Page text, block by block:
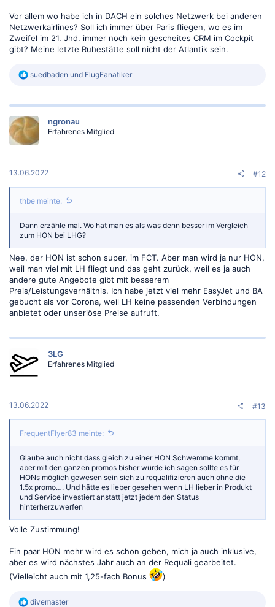
Vor allem wo habe ich in DACH ein solches Netzwerk bei anderen
Netzwerkairlines? Soll ich immer über Paris fliegen, wo es im
Zweifel im 21. Jhd. immer noch kein gescheites CRM im Cockpit
gibt? Meine letzte Ruhestätte soll nicht der Atlantik sein.
R
k
o
n
:
suedbaden und FlugFanatiker
ngronau
Erfahrenes Mitglied
13.06.2022 #12
thbe meinte:
Dann erzähle mal. Wo hat man es als was denn besser im Vergleich
zum HON bei LHG?
Nee, der HON ist schon super, im FCT. Aber man wird ja nur HON,
weil man viel mit LH fliegt und das geht zurück, weil es ja auch
andere gute Angebote gibt mit besserem
Preis/Leistungsverhältnis. Ich habe jetzt viel mehr EasyJet und BA
gebucht als vor Corona, weil LH keine passenden Verbindungen
anbietet oder unseriöse Preise aufruft.
3LG
Erfahrenes Mitglied
13.06.2022 #13
FrequentFlyer83 meinte:
Glaube auch nicht dass gleich zu einer HON Schwemme kommt,
aber mit den ganzen promos bisher würde ich sagen sollte es für
HONs möglich gewesen sein sich zu requalifizieren auch ohne die
1.5x promo…. Und hätte es lieber gesehen wenn LH lieber in Produkt
und Service investiert anstatt jetzt jedem den Status
hinterherzuwerfen
Volle Zustimmung!
Ein paar HON mehr wird es schon geben, mich ja auch inklusive,
aber es wird nächstes Jahr auch an der Requali gearbeitet.
(Vielleicht auch mit 1,25-fach Bonus
)
R
divemaster